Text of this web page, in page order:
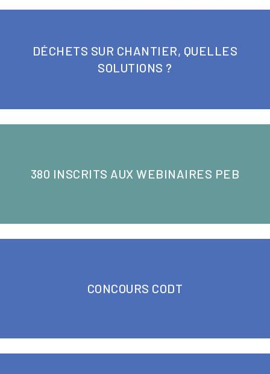
DÉCHETS SUR CHANTIER, QUELLES
SOLUTIONS ?
380 INSCRITS AUX WEBINAIRES PEB
CONCOURS CODT